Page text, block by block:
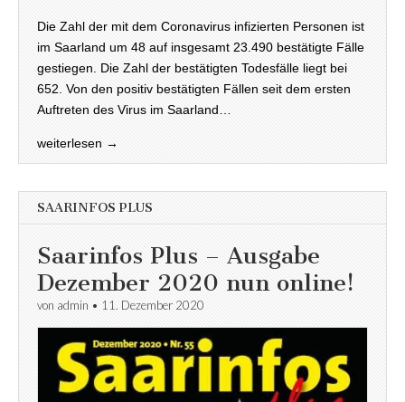
Die Zahl der mit dem Coronavirus infizierten Personen ist
im Saarland um 48 auf insgesamt 23.490 bestätigte Fälle
gestiegen. Die Zahl der bestätigten Todesfälle liegt bei
652. Von den positiv bestätigten Fällen seit dem ersten
Auftreten des Virus im Saarland…
weiterlesen →
SAARINFOS PLUS
Saarinfos Plus – Ausgabe
Dezember 2020 nun online!
von admin • 11. Dezember 2020